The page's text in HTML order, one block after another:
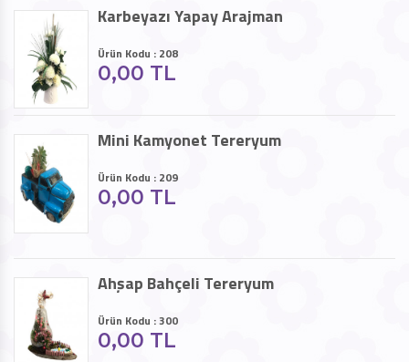
Karbeyazı Yapay Arajman
Ürün Kodu : 208
0,00 TL
Mini Kamyonet Tereryum
Ürün Kodu : 209
0,00 TL
Ahşap Bahçeli Tereryum
Ürün Kodu : 300
0,00 TL